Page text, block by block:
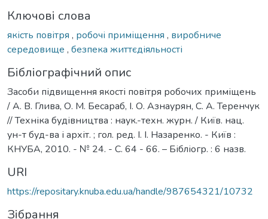
Ключові слова
якість повітря , робочі приміщення , виробниче
середовище , безпека життєдіяльності
Бібліографічний опис
Засоби підвищення якості повітря робочих приміщень
/ А. В. Глива, О. М. Бесараб, І. О. Азнаурян, С. А. Теренчук
// Техніка будівництва : наук.-техн. журн. / Київ. нац.
ун-т буд-ва і архіт. ; гол. ред. І. І. Назаренко. - Київ :
КНУБА, 2010. - № 24. - С. 64 - 66. – Бібліогр. : 6 назв.
URI
https://repositary.knuba.edu.ua/handle/987654321/10732
Зібрання